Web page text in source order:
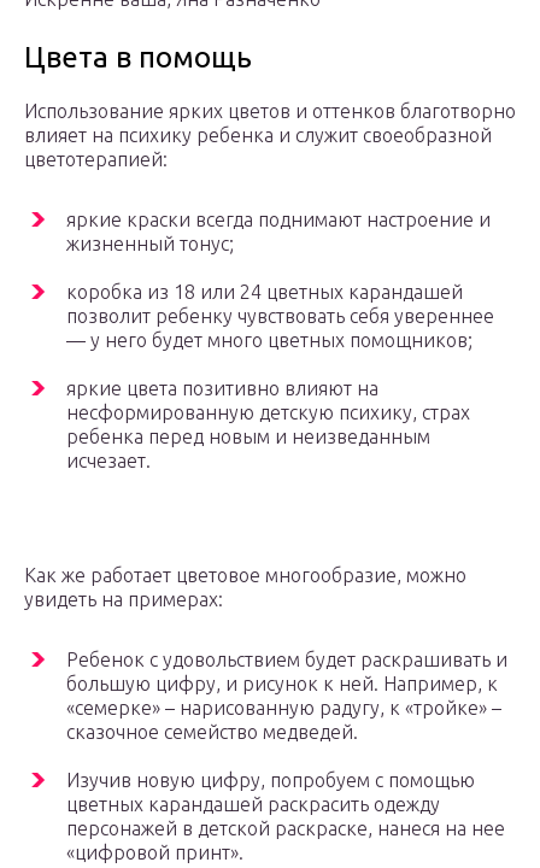
Цвета в помощь
Использование ярких цветов и оттенков благотворно
влияет на психику ребенка и служит своеобразной
цветотерапией:
яркие краски всегда поднимают настроение и
жизненный тонус;
коробка из 18 или 24 цветных карандашей
позволит ребенку чувствовать себя увереннее
— у него будет много цветных помощников;
яркие цвета позитивно влияют на
несформированную детскую психику, страх
ребенка перед новым и неизведанным
исчезает.
Как же работает цветовое многообразие, можно
увидеть на примерах:
Ребенок с удовольствием будет раскрашивать и
большую цифру, и рисунок к ней. Например, к
«семерке» – нарисованную радугу, к «тройке» –
сказочное семейство медведей.
Изучив новую цифру, попробуем с помощью
цветных карандашей раскрасить одежду
персонажей в детской раскраске, нанеся на нее
«цифровой принт».